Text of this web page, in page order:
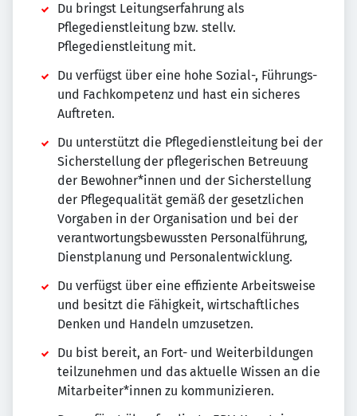
Du bringst Leitungserfahrung als
Pflegedienstleitung bzw. stellv.
Pflegedienstleitung mit.
Du verfügst über eine hohe Sozial-, Führungs-
und Fachkompetenz und hast ein sicheres
Auftreten.
Du unterstützt die Pflegedienstleitung bei der
Sicherstellung der pflegerischen Betreuung
der Bewohner*innen und der Sicherstellung
der Pflegequalität gemäß der gesetzlichen
Vorgaben in der Organisation und bei der
verantwortungsbewussten Personalführung,
Dienstplanung und Personalentwicklung.
Du verfügst über eine effiziente Arbeitsweise
und besitzt die Fähigkeit, wirtschaftliches
Denken und Handeln umzusetzen.
Du bist bereit, an Fort- und Weiterbildungen
teilzunehmen und das aktuelle Wissen an die
Mitarbeiter*innen zu kommunizieren.